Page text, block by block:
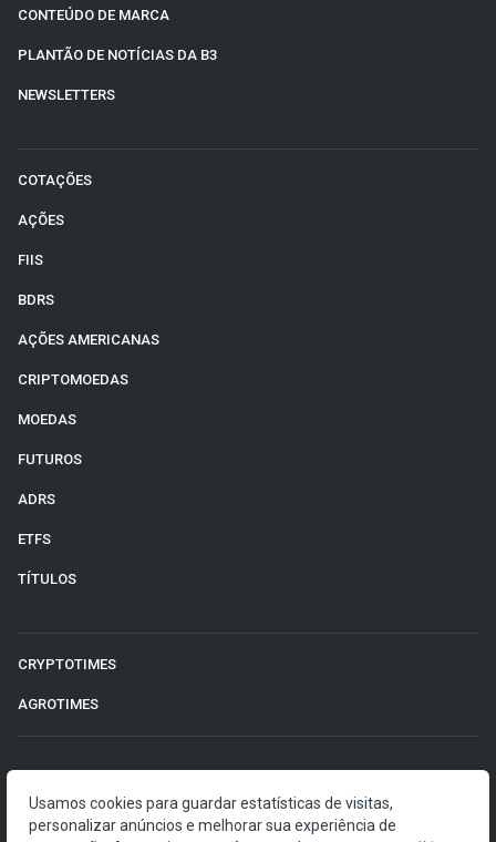
CONTEÚDO DE MARCA
PLANTÃO DE NOTÍCIAS DA B3
NEWSLETTERS
COTAÇÕES
AÇÕES
FIIS
BDRS
AÇÕES AMERICANAS
CRIPTOMOEDAS
MOEDAS
FUTUROS
ADRS
ETFS
TÍTULOS
CRYPTOTIMES
AGROTIMES
O Money Times publica matérias de cunho jornalístico, que
Usamos cookies para guardar estatísticas de visitas,
personalizar anúncios e melhorar sua experiência de